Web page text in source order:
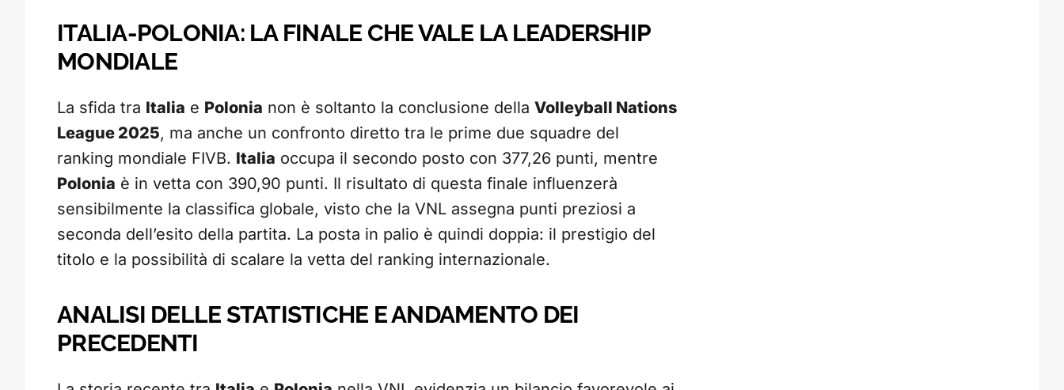
ITALIA-POLONIA: LA FINALE CHE VALE LA LEADERSHIP
MONDIALE
La sfida tra Italia e Polonia non è soltanto la conclusione della Volleyball Nations
League 2025, ma anche un confronto diretto tra le prime due squadre del
ranking mondiale FIVB. Italia occupa il secondo posto con 377,26 punti, mentre
Polonia è in vetta con 390,90 punti. Il risultato di questa finale influenzerà
sensibilmente la classifica globale, visto che la VNL assegna punti preziosi a
seconda dell’esito della partita. La posta in palio è quindi doppia: il prestigio del
titolo e la possibilità di scalare la vetta del ranking internazionale.
ANALISI DELLE STATISTICHE E ANDAMENTO DEI
PRECEDENTI